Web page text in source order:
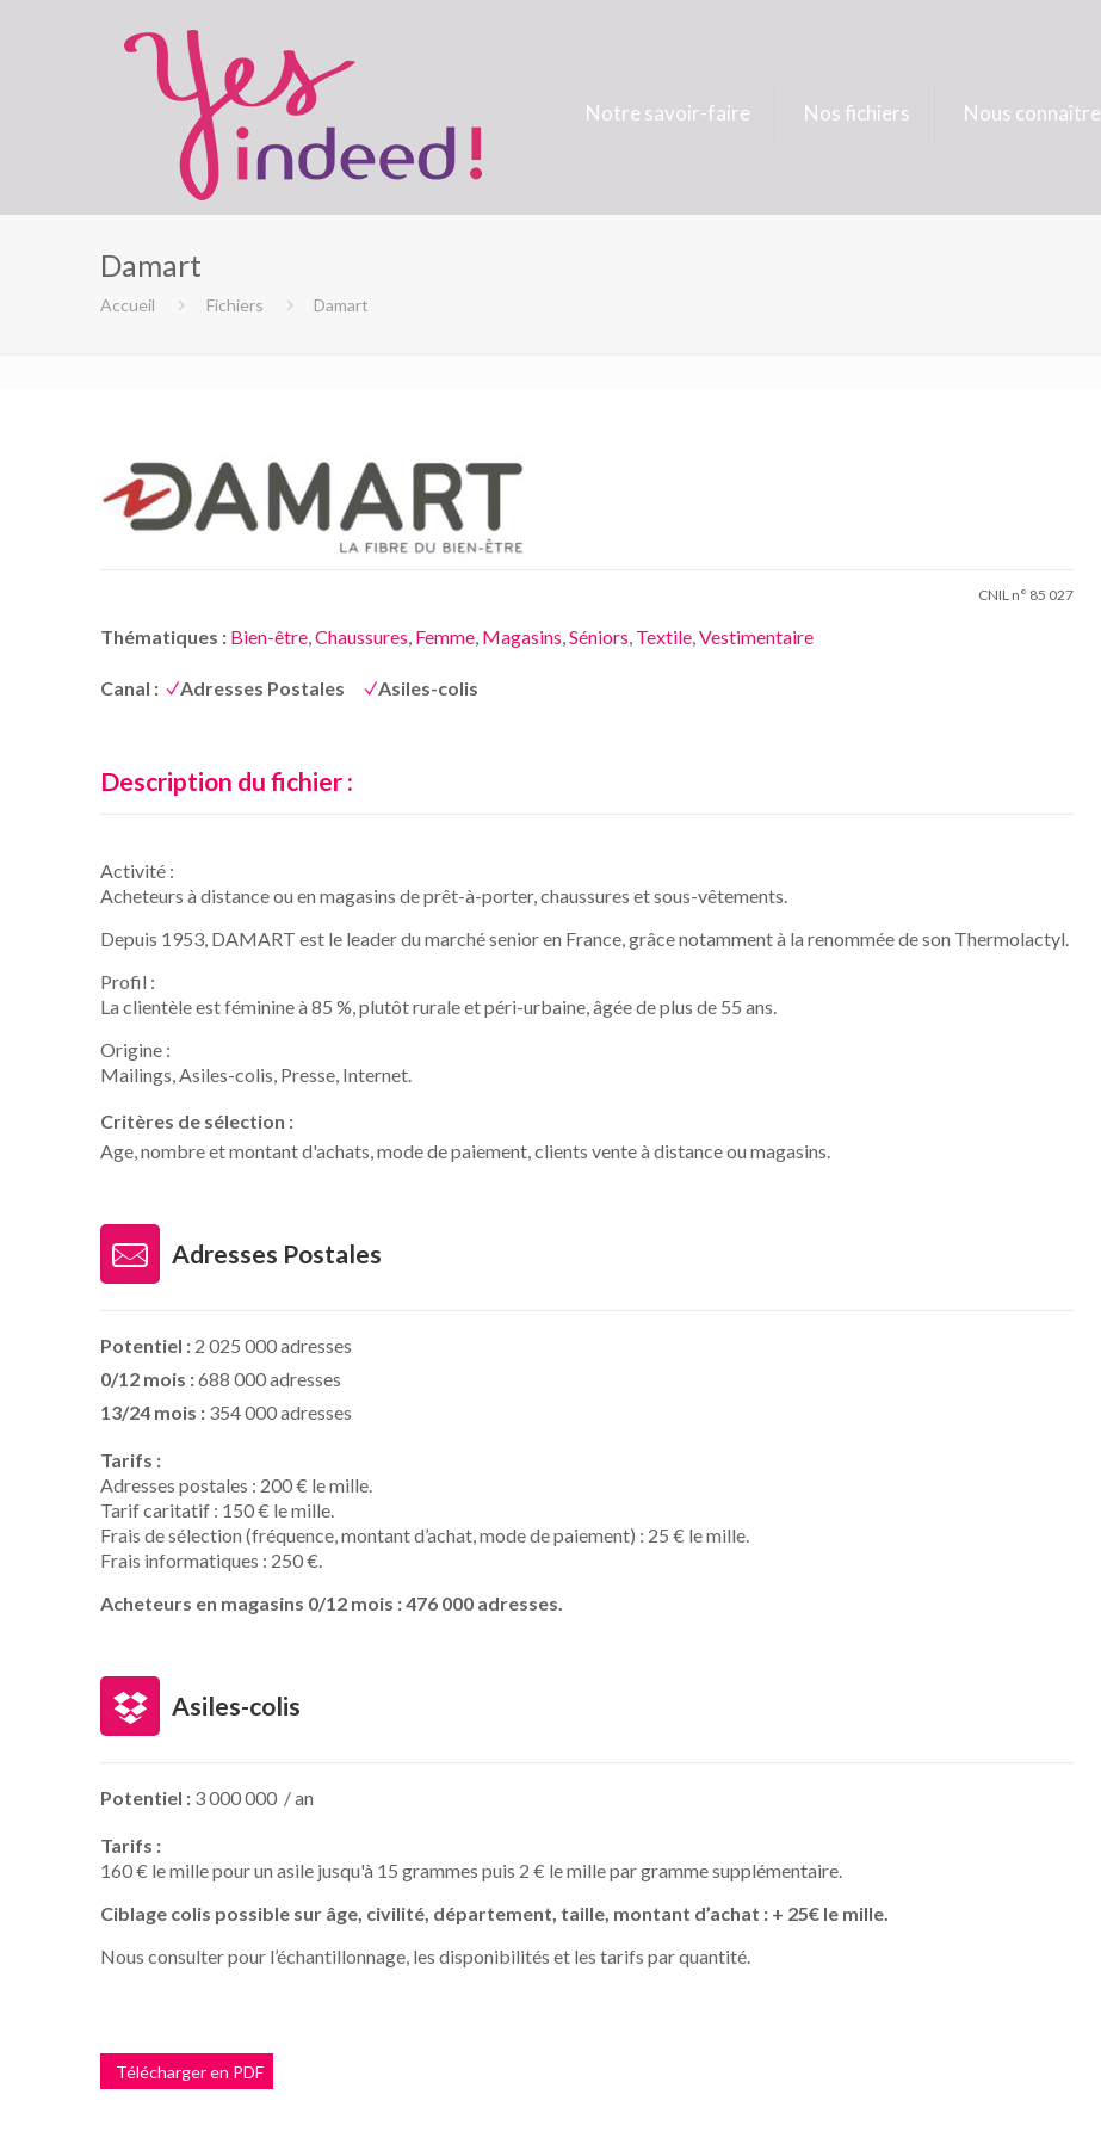
Notre savoir-faire Nos fichiers Nous connaître
Damart
Accueil Fichiers Damart
CNIL n° 85 027
Thématiques : Bien-être Chaussures Femme Magasins Séniors Textile Vestimentaire
Canal : Adresses Postales Asiles-colis
Description du fichier :
Activité :
Acheteurs à distance ou en magasins de prêt-à-porter, chaussures et sous-vêtements.
Depuis 1953, DAMART est le leader du marché senior en France, grâce notamment à la renommée de son Thermolactyl.
Profil :
La clientèle est féminine à 85 %, plutôt rurale et péri-urbaine, âgée de plus de 55 ans.
Origine :
Mailings, Asiles-colis, Presse, Internet.
Critères de sélection :
Age, nombre et montant d'achats, mode de paiement, clients vente à distance ou magasins.
Adresses Postales
Potentiel : 2 025 000 adresses
0/12 mois :688 000 adresses
13/24 mois : 354 000 adresses
Tarifs :
Adresses postales : 200 € le mille.
Tarif caritatif : 150 € le mille.
Frais de sélection (fréquence, montant d’achat, mode de paiement) : 25 € le mille.
Frais informatiques : 250 €.
Acheteurs en magasins 0/12 mois : 476 000 adresses.
Asiles-colis
Potentiel : 3 000 000 / an
Tarifs :
160 € le mille pour un asile jusqu'à 15 grammes puis 2 € le mille par gramme supplémentaire.
Ciblage colis possible sur âge, civilité, département, taille, montant d’achat : + 25€ le mille.
Nous consulter pour l’échantillonnage, les disponibilités et les tarifs par quantité.
Télécharger en PDF